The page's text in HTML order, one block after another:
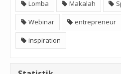
Lomba Makalah
Webinar entrepreneur
inspiration